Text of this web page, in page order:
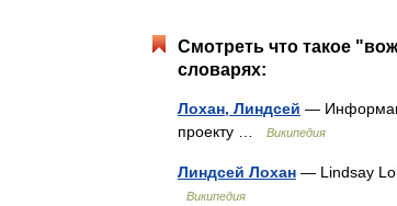
Смотреть что такое
словарях:
Лохан, Линдсей —
проекту …
Википедия
Линдсей Лохан — Lindsay
Википедия